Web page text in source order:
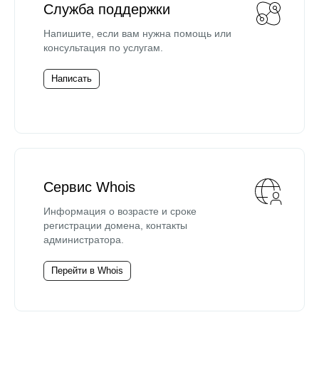
Служба поддержки
Напишите, если вам нужна помощь или
консультация по услугам.
Написать
Сервис Whois
Информация о возрасте и сроке
регистрации домена, контакты
администратора.
Перейти в Whois